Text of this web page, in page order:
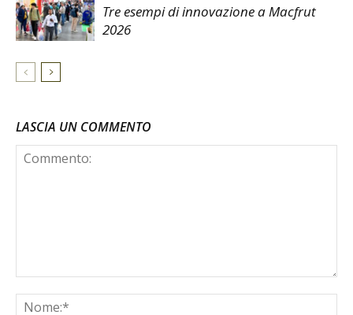
Tre esempi di innovazione a Macfrut
2026
LASCIA UN COMMENTO